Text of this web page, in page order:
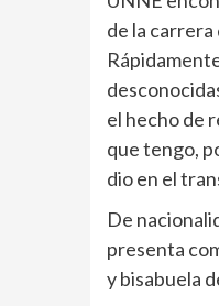
de la
el hecho de
que tengo,
dio en el
De
presenta
y bisabuela